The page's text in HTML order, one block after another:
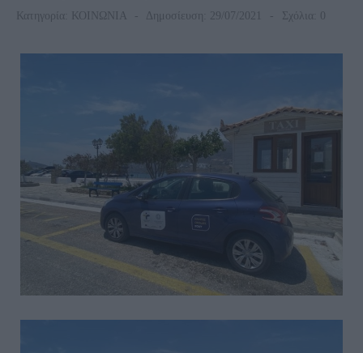
Κατηγορία: ΚΟΙΝΩΝΙΑ Δημοσίευση: 29/07/2021 Σχόλια: 0